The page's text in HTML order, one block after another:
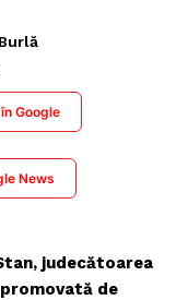
Google
News
judecătoarea
de